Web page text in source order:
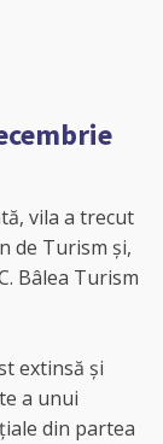
vila a trecut
de Turism și,
Bâlea Turism
extinsă și
a unui
din partea